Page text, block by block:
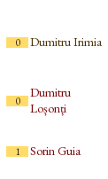
0 Dumitru Irimia
0
Dumitru
Loșonți
1 Sorin Guia